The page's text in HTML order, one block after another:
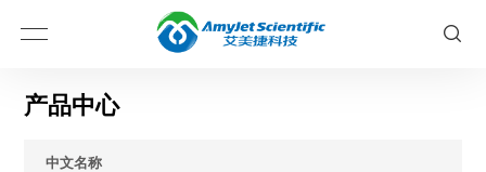
产品中心
中文名称